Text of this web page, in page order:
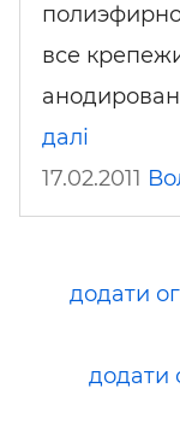
все
далі
17.02.2011
додати
додати